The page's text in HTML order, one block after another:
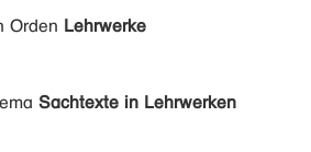
Orden Lehrwerke
Sachtexte in Lehrwerken